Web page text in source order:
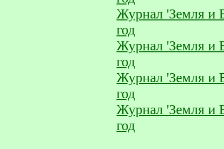
Журнал 'Земля и
год
Журнал 'Земля и
год
Журнал 'Земля и
год
Журнал 'Земля и
год